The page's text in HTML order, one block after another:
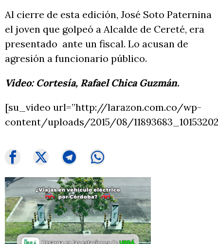
Al cierre de esta edición, José Soto Paternina
el joven que golpeó a Alcalde de Cereté, era
presentado ante un fiscal. Lo acusan de
agresión a funcionario público.
Video: Cortesía, Rafael Chica Guzmán.
[su_video url=”http://larazon.com.co/wp-
content/uploads/2015/08/